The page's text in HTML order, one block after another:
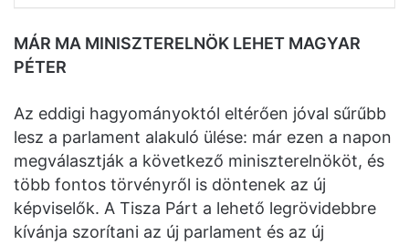
MÁR MA MINISZTERELNÖK LEHET MAGYAR
PÉTER
Az eddigi hagyományoktól eltérően jóval sűrűbb
lesz a parlament alakuló ülése: már ezen a napon
megválasztják a következő miniszterelnököt, és
több fontos törvényről is döntenek az új
képviselők. A Tisza Párt a lehető legrövidebbre
kívánja szorítani az új parlament és az új